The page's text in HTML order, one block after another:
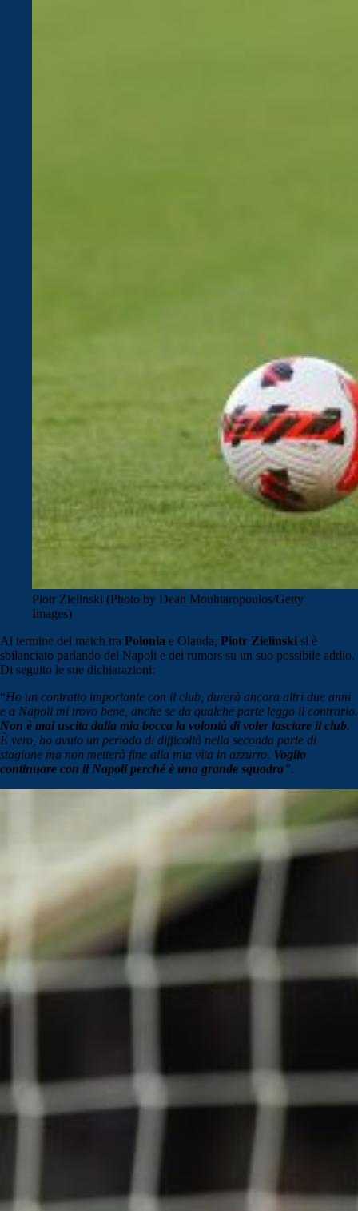
Piotr Zielinski (Photo by Dean Mouhtaropoulos/Getty
Images)
Al termine del match tra Polonia e Olanda, Piotr Zielinski si è
sbilanciato parlando del Napoli e dei rumors su un suo possibile addio.
Di seguito le sue dichiarazioni:
“Ho un contratto importante con il club, durerà ancora altri due anni
e a Napoli mi trovo bene, anche se da qualche parte leggo il contrario.
Non è mai uscita dalla mia bocca la volontà di voler lasciare il club.
È vero, ho avuto un periodo di difficoltà nella seconda parte di
stagione ma non metterà fine alla mia vita in azzurro. Voglio
continuare con il Napoli perché è una grande squadra”.